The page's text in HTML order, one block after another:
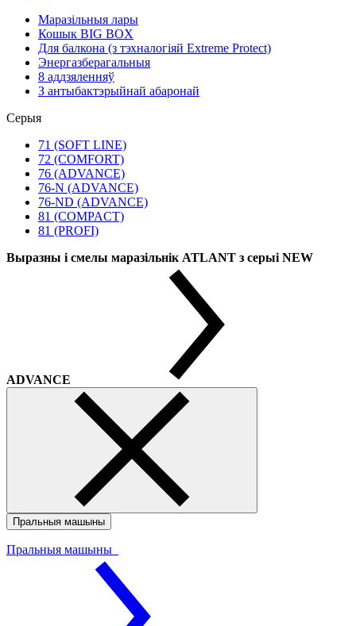
Маразільныя лары
Кошык BIG BOX
Для балкона (з тэхналогіяй Extreme Protect)
Энергазберагальныя
8 аддзяленняў
З антыбактэрыйнай абаронай
Серыя
71 (SOFT LINE)
72 (COMFORT)
76 (ADVANCE)
76-N (ADVANCE)
76-ND (ADVANCE)
81 (COMPACT)
81 (PROFI)
Выразны і смелы маразільнік ATLANT з серыі NEW
ADVANCE
Пральныя машыны
Пральныя машыны